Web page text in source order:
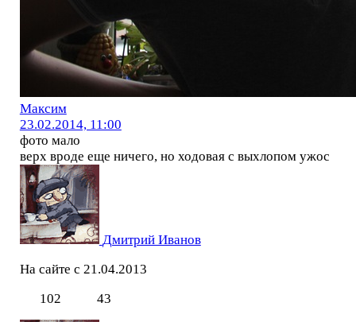
Максим
23.02.2014, 11:00
фото мало
верх вроде еще ничего, но ходовая с выхлопом ужос
Дмитрий Иванов
На сайте с 21.04.2013
102
43